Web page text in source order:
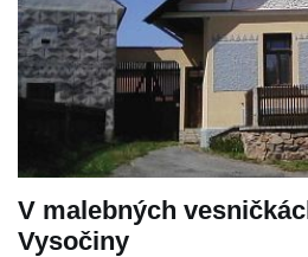
V malebných
Vysočiny